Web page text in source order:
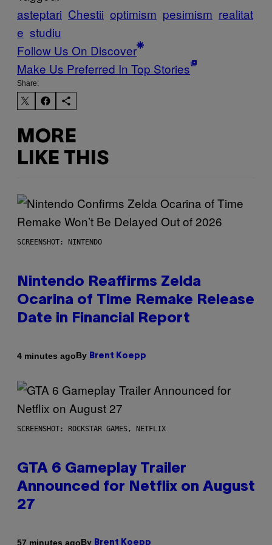
asteptari Chestii optimism pesimism realitat
e studiu
Follow Us On Discover
Make Us Preferred In Top Stories
Share:
MORE
LIKE THIS
SCREENSHOT: NINTENDO
Nintendo Reaffirms Zelda
Ocarina of Time Remake Release
Date in Financial Report
4 minutes agoBy Brent Koepp
SCREENSHOT: ROCKSTAR GAMES, NETFLIX
GTA 6 Gameplay Trailer
Announced for Netflix on August
27
57 minutes agoBy Brent Koepp